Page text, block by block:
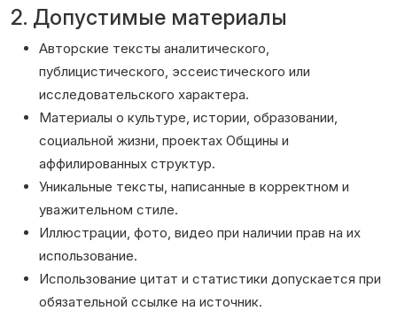
2. Допустимые материалы
Авторские тексты аналитического,
публицистического, эссеистического или
исследовательского характера.
Материалы о культуре, истории, образовании,
социальной жизни, проектах Общины и
аффилированных структур.
Уникальные тексты, написанные в корректном и
уважительном стиле.
Иллюстрации, фото, видео при наличии прав на их
использование.
Использование цитат и статистики допускается при
обязательной ссылке на источник.